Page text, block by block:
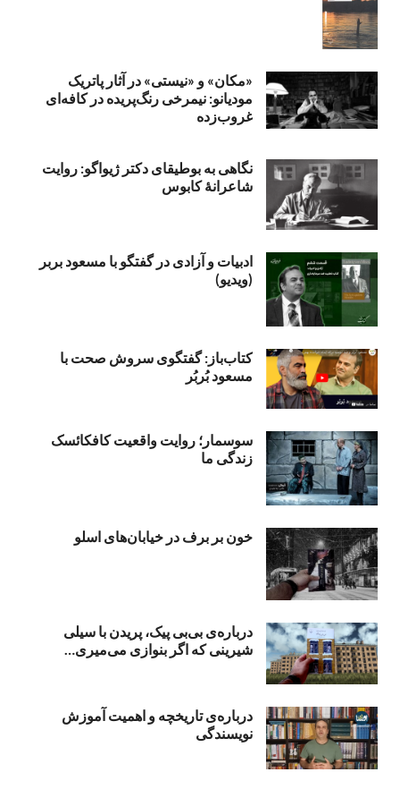
«مکان» و «نیستی» در آثار پاتریک
مودیانو: نیمرخی رنگ‌پریده در کافه‌ای
غروب‌زده
نگاهی به بوطیقای دکتر ژیواگو: روایت
شاعرانۀ کابوس
ادبیات و آزادی در گفتگو با مسعود بربر
(ویدیو)
کتاب‌باز: گفتگوی سروش صحت با
مسعود بُربُر
سوسمار؛ روایت واقعیت کافکائسک
زندگی ما
خون بر برف در خیابان‌های اسلو
درباره‌ی بی‌بی‌ پیک، پریدن با سیلی
شیرینی که اگر بنوازی می‌میری…
درباره‌ی تاریخچه و اهمیت آموزش
نویسندگی